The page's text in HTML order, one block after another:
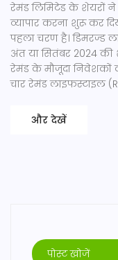
रेमंड लिमिटेड के शेयरों
व्यापार करना शुरू कर
पहला चरण है। डिमरज्ड
अंत या सितंबर 2024
रेमंड के मौजूदा निवेशकों
चार रेमंड लाइफस्टाइल
और देखें